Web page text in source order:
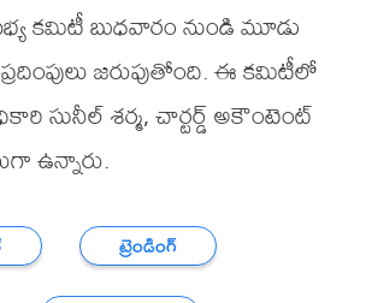
కమిటీ బుధవారం నుండి మూడు
జరుపుతోంది. ఈ కమిటీలో
సునీల్ శర్మ, చార్టర్డ్ అకౌంటెంట్
ఉన్నారు.
ట్రెండింగ్